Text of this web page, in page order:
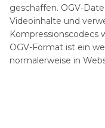
geschaffen. OGV-
Videoinhalte und
Kompressionscodecs
OGV-Format ist ein
normalerweise in